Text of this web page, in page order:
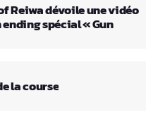
Reiwa dévoile une vidéo
spécial « Gun
la course